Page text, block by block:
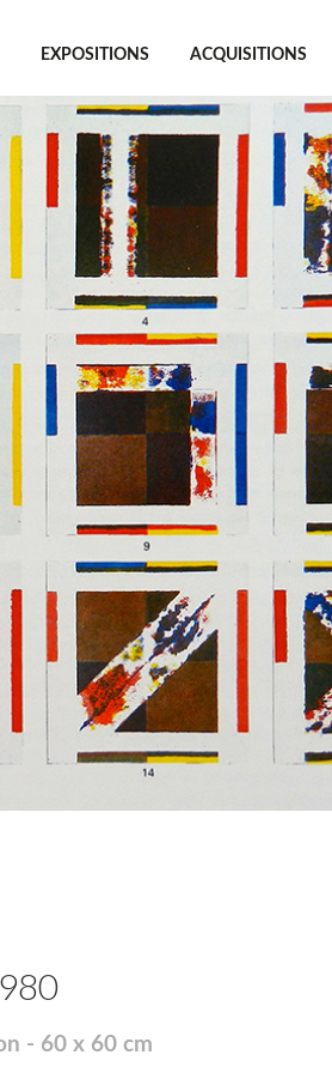
EXPOSITIONS ACQUISITIONS
- 60 x 60 cm